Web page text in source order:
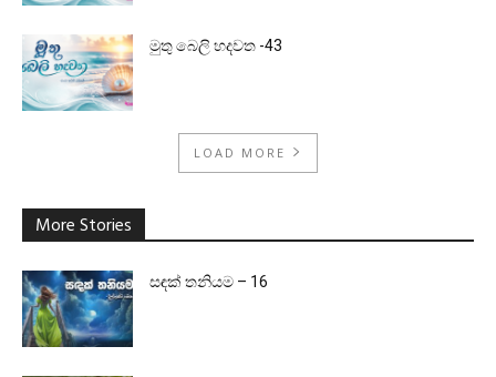
මුතු බෙලි හදවත -43
LOAD MORE
More Stories
සඳක් තනියම – 16